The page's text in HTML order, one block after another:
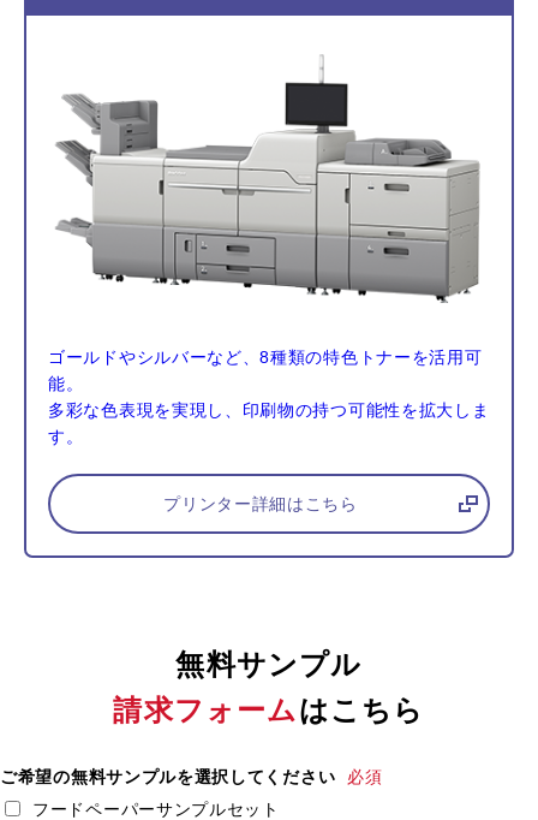
ゴールドやシルバーなど、8種類の特色トナーを活用可
能。
多彩な色表現を実現し、印刷物の持つ可能性を拡大しま
す。
プリンター詳細はこちら
無料サンプル
請求フォームはこちら
ご希望の無料サンプルを選択してください
必須
フードペーパーサンプルセット